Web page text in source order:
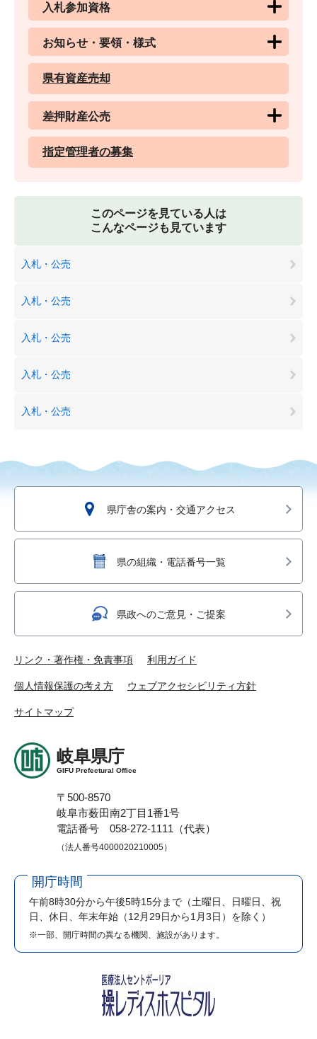
入札参加資格
お知らせ・要領・様式
県有資産売却
差押財産公売
指定管理者の募集
このページを見ている人は
こんなページも見ています
入札・公売
入札・公売
入札・公売
入札・公売
入札・公売
県庁舎の案内・交通アクセス
県の組織・電話番号一覧
県政へのご意見・ご提案
リンク・著作権・免責事項 利用ガイド
個人情報保護の考え方 ウェブアクセシビリティ方針
サイトマップ
岐阜県庁
GIFU Prefectural Office
〒500-8570
岐阜市薮田南2丁目1番1号
電話番号 058-272-1111（代表）
（法人番号4000020210005）
開庁時間
午前8時30分から午後5時15分まで （土曜日、日曜日、祝
日、休日、年末年始（12月29日から1月3日）を除く）
※一部、開庁時間の異なる機関、施設があります。